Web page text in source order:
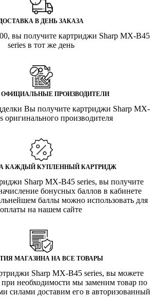
В ДЕНЬ ЗАКАЗА
вы получите картриджи Sharp MX-B45
series в тот же день
ОФИЦИАЛЬНЫЕ ПРОИЗВОДИТЕЛИ
Вы получите картриджи Sharp MX-
оригинального производителя
КАЖДЫЙ КУПЛЕННЫЙ КАРТРИДЖ
Sharp MX-B45 series, вы получите
бонусных баллов в кабинете
баллы можно использовать для
оплаты на нашем сайте
МАГАЗИНА НА ВСЕ ТОВАРЫ
Sharp MX-B45 series, вы можете
необходимости мы заменим товар по
силами доставим его в авторизованный